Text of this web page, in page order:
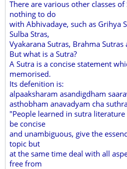
There are various other classes
nothing to do
with Abhivadaye, such as Grihya
Sulba Stras,
Vyakarana Sutras, Brahma Sutras
But what is a Sutra?
A Sutra is a concise statement
memorised.
Its defenition is:
alpaaksharam asandigdham
asthobham anavadyam cha
"People learned in sutra
be concise
and unambiguous, give the
topic but
at the same time deal with all
free from